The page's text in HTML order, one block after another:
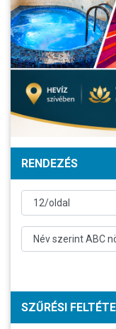
RENDEZÉS
SZŰRÉSI